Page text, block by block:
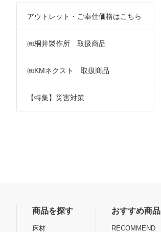
アウトレット・ご奉仕価格はこちら
㈱桐井製作所 取扱商品
㈱KMネクスト 取扱商品
【特集】災害対策
商品を探す
床材
おすすめ商品
RECOMMEND